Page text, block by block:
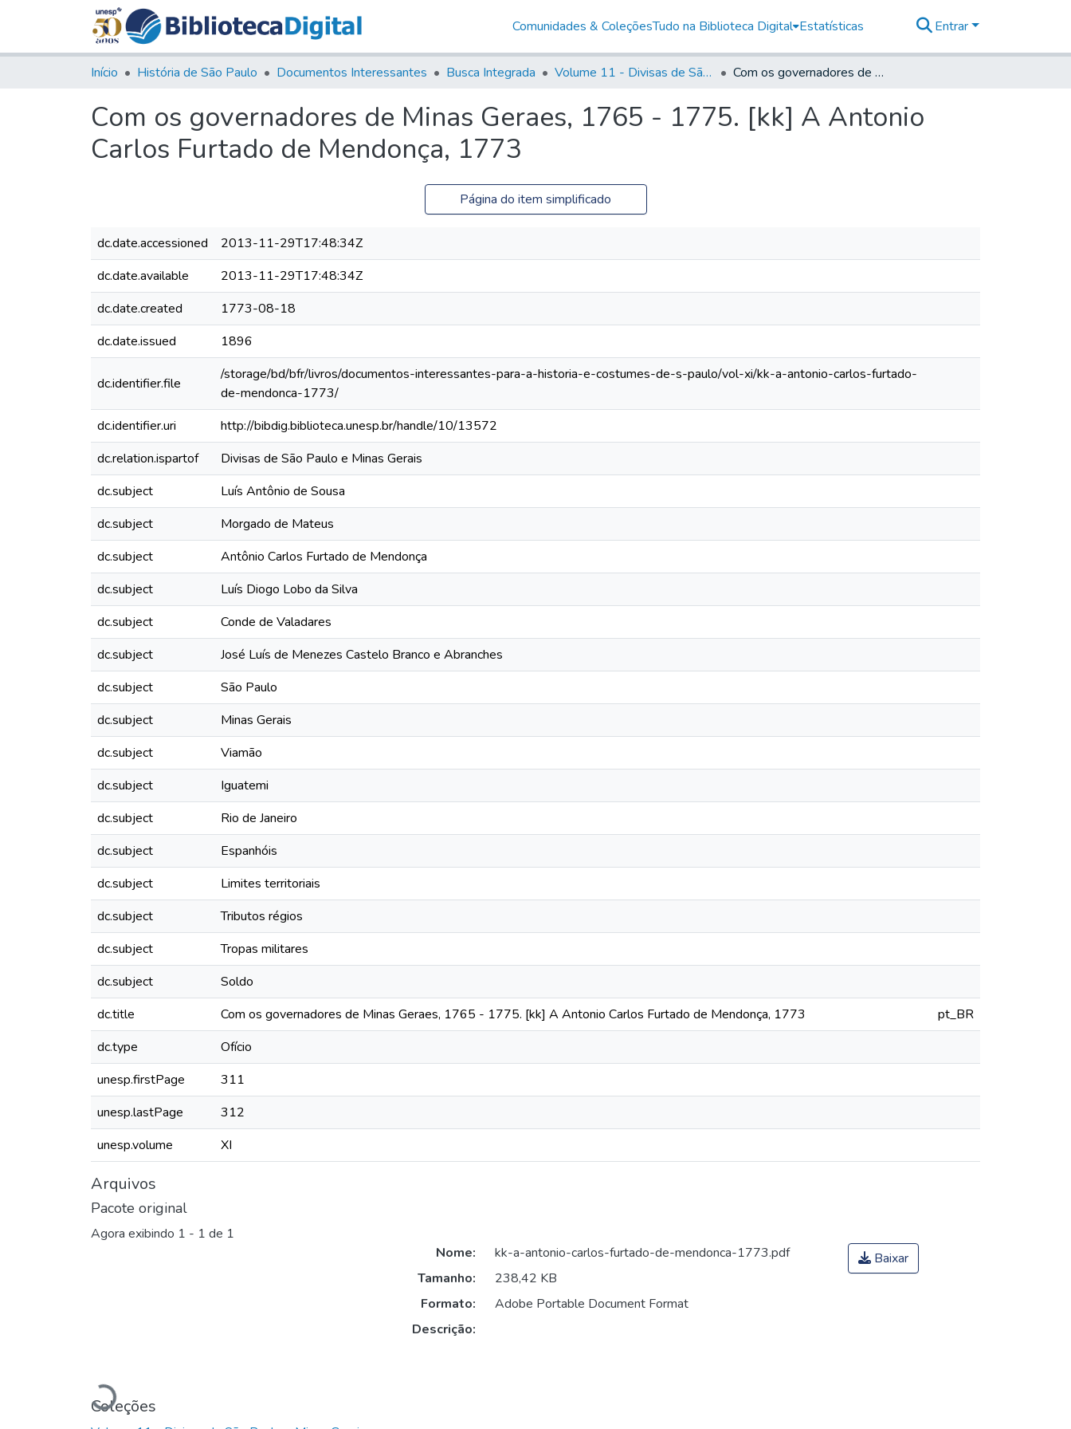
Comunidades & ColeçõesTudo na Biblioteca Digital Estatísticas Entrar
Início História de São Paulo Documentos Interessantes Busca Integrada Volume 11 - Divisas de São Paulo e Minas Gerais Com os governadores de Minas Geraes, 1765 - 1775. [kk] A Antonio Carlos Furtado de Mendonça, 1773
Com os governadores de Minas Geraes, 1765 - 1775. [kk] A Antonio
Carlos Furtado de Mendonça, 1773
Página do item simplificado
dc.date.accessioned
2013-11-29T17:48:34Z
dc.date.available
2013-11-29T17:48:34Z
dc.date.created
1773-08-18
dc.date.issued
1896
dc.identifier.file
/storage/bd/bfr/livros/documentos-interessantes-para-a-historia-e-costumes-de-s-paulo/vol-xi/kk-a-antonio-carlos-furtado-
de-mendonca-1773/
dc.identifier.uri
http://bibdig.biblioteca.unesp.br/handle/10/13572
dc.relation.ispartof
Divisas de São Paulo e Minas Gerais
dc.subject
Luís Antônio de Sousa
dc.subject
Morgado de Mateus
dc.subject
Antônio Carlos Furtado de Mendonça
dc.subject
Luís Diogo Lobo da Silva
dc.subject
Conde de Valadares
dc.subject
José Luís de Menezes Castelo Branco e Abranches
dc.subject
São Paulo
dc.subject
Minas Gerais
dc.subject
Viamão
dc.subject
Iguatemi
dc.subject
Rio de Janeiro
dc.subject
Espanhóis
dc.subject
Limites territoriais
dc.subject
Tributos régios
dc.subject
Tropas militares
dc.subject
Soldo
dc.title
Com os governadores de Minas Geraes, 1765 - 1775. [kk] A Antonio Carlos Furtado de Mendonça, 1773
pt_BR
dc.type
Ofício
unesp.firstPage
311
unesp.lastPage
312
unesp.volume
XI
Arquivos
Pacote original
Agora exibindo 1 - 1 de 1
Carregando...
Nome:
kk-a-antonio-carlos-furtado-de-mendonca-1773.pdf
Tamanho:
238,42 KB
Formato:
Adobe Portable Document Format
Descrição:
Baixar
Coleções